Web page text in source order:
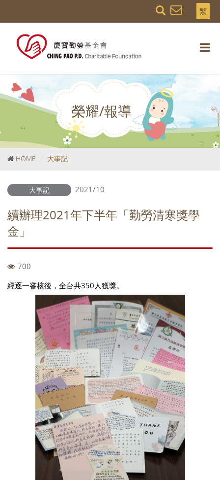
繁
榮耀/報導
HOME 大事記
大事記 2021/10
續辦理2021年下半年「勤勞清寒獎學
金」
700
經逐一審核後，全台共350人獲獎。